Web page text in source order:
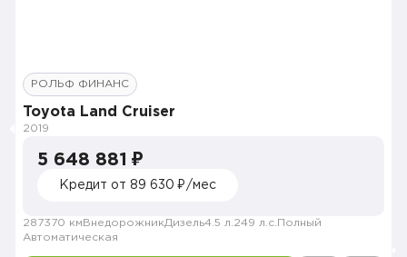
РОЛЬФ ФИНАНС
Toyota Land Cruiser
2019
5 648 881 ₽
Кредит от 89 630 ₽/мес
287370 км ВнедорожникДизель4.5 л. 249 л.с. Полный
Автоматическая